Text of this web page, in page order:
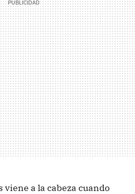
viene a la cabeza cuando